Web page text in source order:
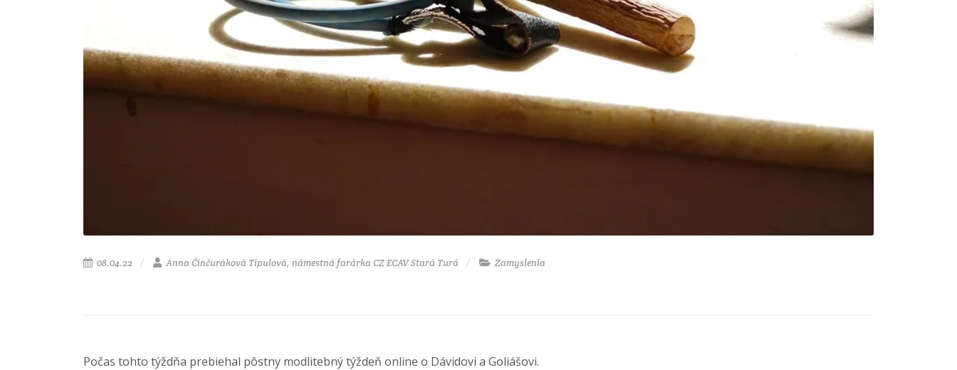
08.04.22 Anna Činčuráková Tipulová, námestná farárka CZ ECAV Stará Turá Zamyslenia
Počas tohto týždňa prebiehal pôstny modlitebný týždeň online o Dávidovi a Goliášovi.